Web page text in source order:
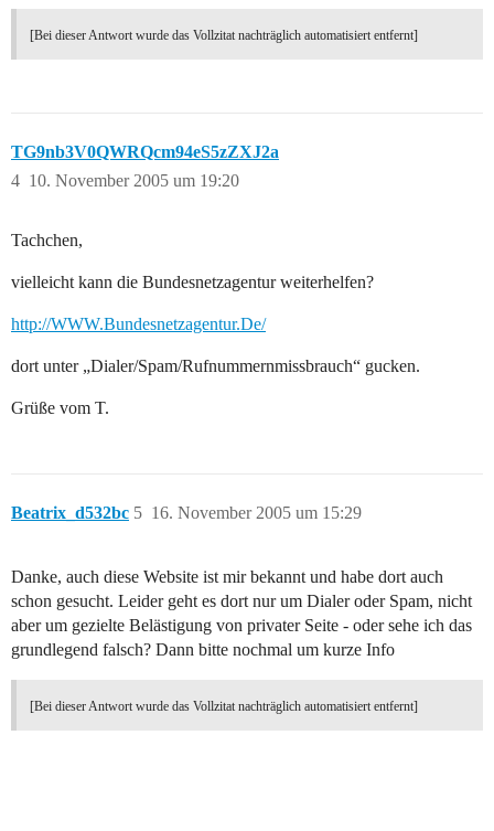
[Bei dieser Antwort wurde das Vollzitat nachträglich automatisiert entfernt]
TG9nb3V0QWRQcm94eS5zZXJ2a
10. November 2005 um 19:20
4
Tachchen,
vielleicht kann die Bundesnetzagentur weiterhelfen?
http://WWW.Bundesnetzagentur.De/
dort unter „Dialer/Spam/Rufnummernmissbrauch“ gucken.
Grüße vom T.
Beatrix_d532bc 16. November 2005 um 15:29
5
Danke, auch diese Website ist mir bekannt und habe dort auch
schon gesucht. Leider geht es dort nur um Dialer oder Spam, nicht
aber um gezielte Belästigung von privater Seite - oder sehe ich das
grundlegend falsch? Dann bitte nochmal um kurze Info
[Bei dieser Antwort wurde das Vollzitat nachträglich automatisiert entfernt]